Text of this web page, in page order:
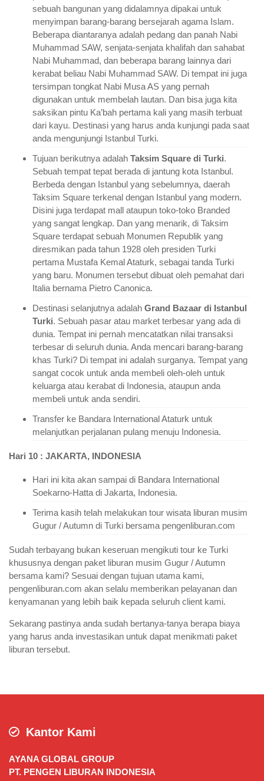
sebuah bangunan yang didalamnya dipakai untuk
menyimpan barang-barang bersejarah agama Islam.
Beberapa diantaranya adalah pedang dan panah Nabi
Muhammad SAW, senjata-senjata khalifah dan sahabat
Nabi Muhammad, dan beberapa barang lainnya dari
kerabat beliau Nabi Muhammad SAW. Di tempat ini juga
tersimpan tongkat Nabi Musa AS yang pernah
digunakan untuk membelah lautan. Dan bisa juga kita
saksikan pintu Ka’bah pertama kali yang masih terbuat
dari kayu. Destinasi yang harus anda kunjungi pada saat
anda mengunjungi Istanbul Turki.
Tujuan berikutnya adalah Taksim Square di Turki.
Sebuah tempat tepat berada di jantung kota Istanbul.
Berbeda dengan Istanbul yang sebelumnya, daerah
Taksim Square terkenal dengan Istanbul yang modern.
Disini juga terdapat mall ataupun toko-toko Branded
yang sangat lengkap. Dan yang menarik, di Taksim
Square terdapat sebuah Monumen Republik yang
diresmikan pada tahun 1928 oleh presiden Turki
pertama Mustafa Kemal Ataturk, sebagai tanda Turki
yang baru. Monumen tersebut dibuat oleh pemahat dari
Italia bernama Pietro Canonica.
Destinasi selanjutnya adalah Grand Bazaar di Istanbul
Turki. Sebuah pasar atau market terbesar yang ada di
dunia. Tempat ini pernah mencatatkan nilai transaksi
terbesar di seluruh dunia. Anda mencari barang-barang
khas Turki? Di tempat ini adalah surganya. Tempat yang
sangat cocok untuk anda membeli oleh-oleh untuk
keluarga atau kerabat di Indonesia, ataupun anda
membeli untuk anda sendiri.
Transfer ke Bandara International Ataturk untuk
melanjutkan perjalanan pulang menuju Indonesia.
Hari 10 : JAKARTA, INDONESIA
Hari ini kita akan sampai di Bandara International
Soekarno-Hatta di Jakarta, Indonesia.
Terima kasih telah melakukan tour wisata liburan musim
Gugur / Autumn di Turki bersama pengenliburan.com
Sudah terbayang bukan keseruan mengikuti tour ke Turki
khususnya dengan paket liburan musim Gugur / Autumn
bersama kami? Sesuai dengan tujuan utama kami,
pengenliburan.com akan selalu memberikan pelayanan dan
kenyamanan yang lebih baik kepada seluruh client kami.
Sekarang pastinya anda sudah bertanya-tanya berapa biaya
yang harus anda investasikan untuk dapat menikmati paket
liburan tersebut.
Kantor Kami
AYANA GLOBAL GROUP
PT. PENGEN LIBURAN INDONESIA